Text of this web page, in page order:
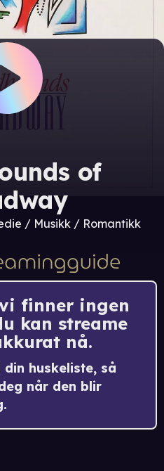
of
/ Musikk / Romantikk
finner ingen
kan streame
nå.
din huskeliste, så
når den blir